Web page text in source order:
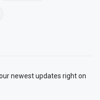
newest updates right on